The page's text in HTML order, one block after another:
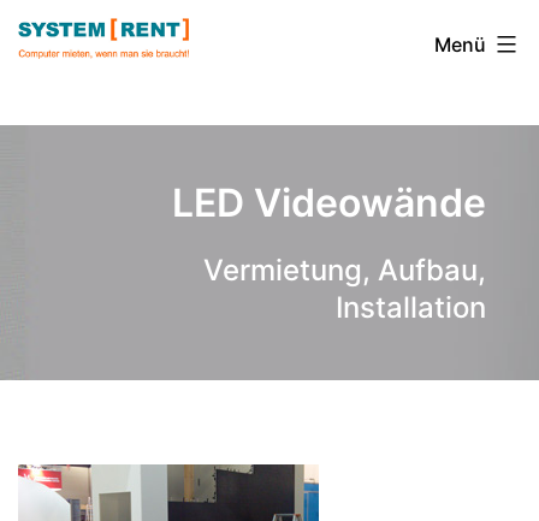
Inhalt
Rent
Menü
LED Videowände
Vermietung, Aufbau,
Installation